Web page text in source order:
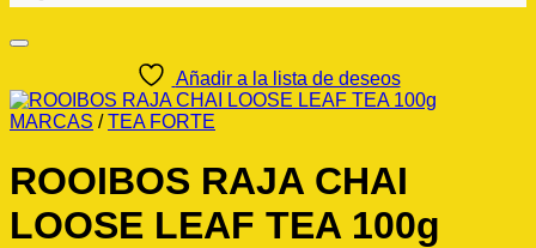
Añadir a la lista de deseos
MARCAS / TEA FORTE
ROOIBOS RAJA CHAI
LOOSE LEAF TEA 100g